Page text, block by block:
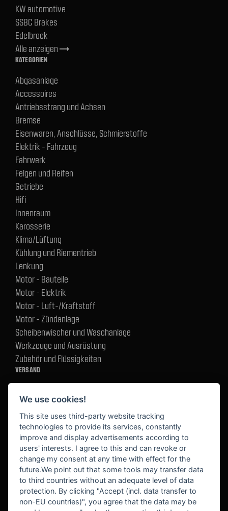
KW automotive
SSBC Brakes
Edelbrock
Alle anzeigentrending_flat
KATEGORIEN
Abgasanlage
Accessoires
Antriebsstrang und Achsen
Bremse
Eisenwaren, Anschlüsse, Schmierstoffe
Elektrik - Fahrzeug
Fahrwerk
Felgen und Reifen
Getriebe
Hifi
Innenraum
Karosserie
Klima/Lüftung
Kühlung und Riementrieb
Lenkung
Motor - Bauteile
Motor - Elektrik
Motor - Luft-/Kraftstoff
Motor - Zündanlage
Scheibenwischer und Waschanlage
Werkzeuge und Ausrüstung
Zubehör und Flüssigkeiten
VERSAND
BEKANNT AUS
We use cookies!
This site uses third-party website tracking
technologies to provide its services, constantly
improve and display advertisements according to
users' interests. I agree to this and can revoke or
change my consent at any time with effect for the
future.We point out that some tools may transfer data
to third countries without an adequate level of data
protection. By clicking "Accept (incl. data transfer to
non-EU countries)", you agree that the data may be